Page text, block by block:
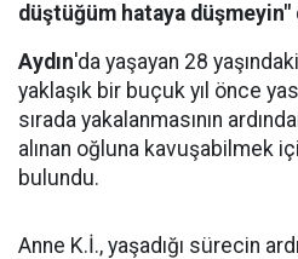
düştüğüm hataya düşmeyin"
Aydın'da yaşayan 28
yaklaşık bir buçuk yıl önce
sırada yakalanmasının
alınan oğluna kavuşabilmek
bulundu.
Anne K.İ., yaşadığı sürecin